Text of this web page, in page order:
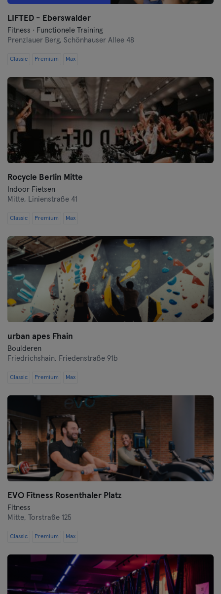
LIFTED - Eberswalder
Fitness · Functionele Training
Prenzlauer Berg, Schönhauser Allee 48
Classic Premium Max
Rocycle Berlin Mitte
Indoor Fietsen
Mitte, Linienstraße 41
Classic Premium Max
urban apes Fhain
Boulderen
Friedrichshain, Friedenstraße 91b
Classic Premium Max
EVO Fitness Rosenthaler Platz
Fitness
Mitte,
Torstraße 125
Classic Premium Max
Münster
Nuremberg
Passau
Potsdam
Ravensburg
Regensburg
Saarlouis
Schwerin
Siegen
Straubing
Weiden
Wiesbaden
Wolfsburg
Zwickau